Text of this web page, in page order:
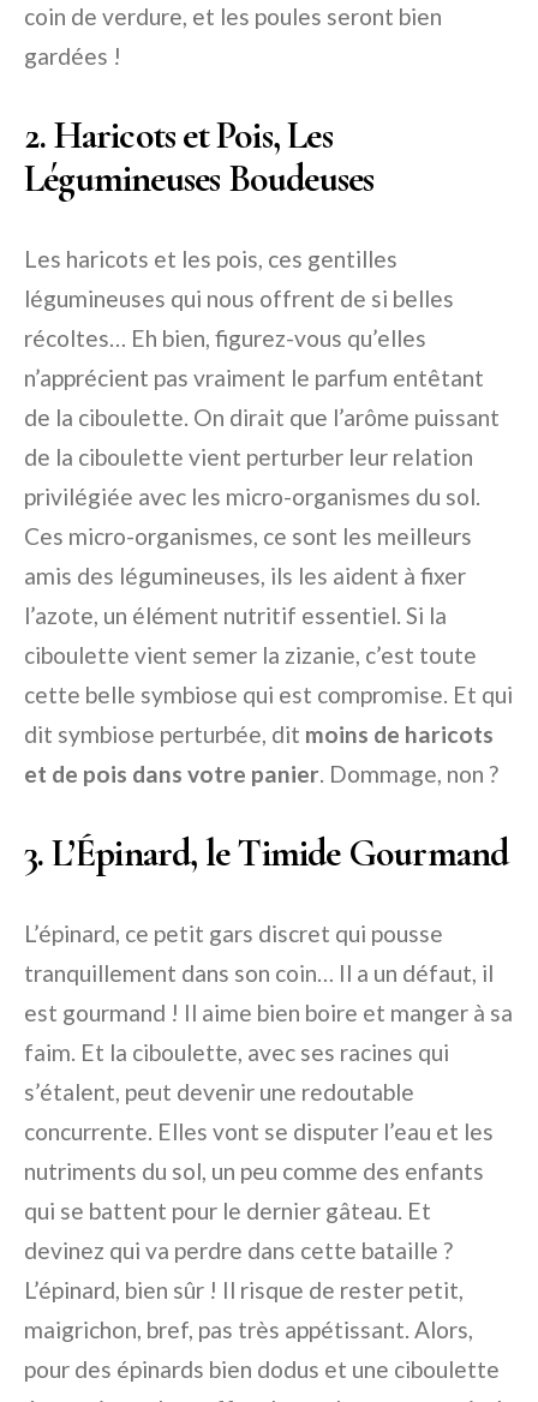
coin de verdure, et les poules seront bien
gardées !
2. Haricots et Pois, Les
Légumineuses Boudeuses
Les haricots et les pois, ces gentilles
légumineuses qui nous offrent de si belles
récoltes… Eh bien, figurez-vous qu’elles
n’apprécient pas vraiment le parfum entêtant
de la ciboulette. On dirait que l’arôme puissant
de la ciboulette vient perturber leur relation
privilégiée avec les micro-organismes du sol.
Ces micro-organismes, ce sont les meilleurs
amis des légumineuses, ils les aident à fixer
l’azote, un élément nutritif essentiel. Si la
ciboulette vient semer la zizanie, c’est toute
cette belle symbiose qui est compromise. Et qui
dit symbiose perturbée, dit moins de haricots
et de pois dans votre panier. Dommage, non ?
3. L’Épinard, le Timide Gourmand
L’épinard, ce petit gars discret qui pousse
tranquillement dans son coin… Il a un défaut, il
est gourmand ! Il aime bien boire et manger à sa
faim. Et la ciboulette, avec ses racines qui
s’étalent, peut devenir une redoutable
concurrente. Elles vont se disputer l’eau et les
nutriments du sol, un peu comme des enfants
qui se battent pour le dernier gâteau. Et
devinez qui va perdre dans cette bataille ?
L’épinard, bien sûr ! Il risque de rester petit,
maigrichon, bref, pas très appétissant. Alors,
pour des épinards bien dodus et une ciboulette